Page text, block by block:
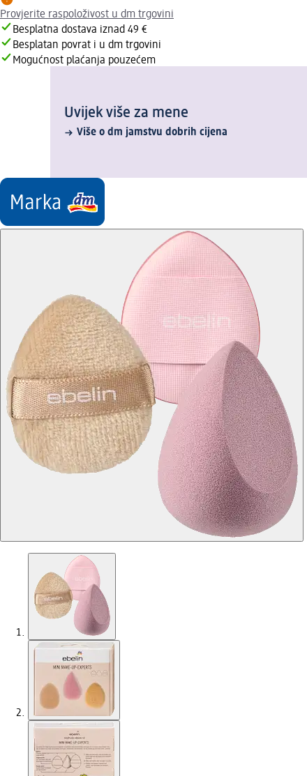
Provjerite raspoloživost u dm trgovini
Besplatna dostava iznad 49 €
Besplatan povrat i u dm trgovini
Mogućnost plaćanja pouzećem
Uvijek više za mene
Više o dm jamstvu dobrih cijena